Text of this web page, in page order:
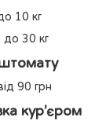
10 кг
до 30 кг
90 грн
кур’єром